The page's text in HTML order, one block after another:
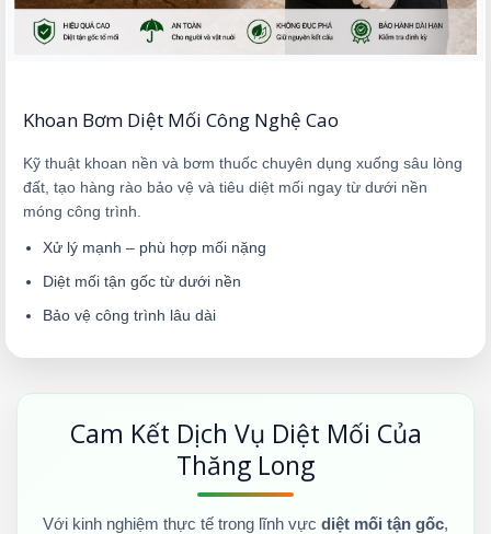
Khoan Bơm Diệt Mối Công Nghệ Cao
Kỹ thuật khoan nền và bơm thuốc chuyên dụng xuống sâu lòng
đất, tạo hàng rào bảo vệ và tiêu diệt mối ngay từ dưới nền
móng công trình.
Xử lý mạnh – phù hợp mối nặng
Diệt mối tận gốc từ dưới nền
Bảo vệ công trình lâu dài
Cam Kết Dịch Vụ Diệt Mối Của
Thăng Long
Với kinh nghiệm thực tế trong lĩnh vực diệt mối tận gốc,